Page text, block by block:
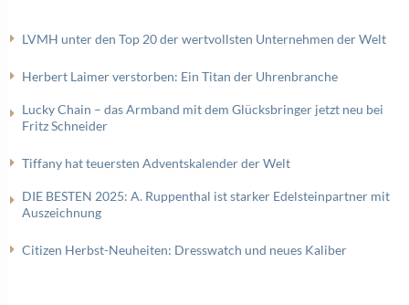
LVMH unter den Top 20 der wertvollsten Unternehmen der Welt
Herbert Laimer verstorben: Ein Titan der Uhrenbranche
Lucky Chain – das Armband mit dem Glücksbringer jetzt neu bei
Fritz Schneider
Tiffany hat teuersten Adventskalender der Welt
DIE BESTEN 2025: A. Ruppenthal ist starker Edelsteinpartner mit
Auszeichnung
Citizen Herbst-Neuheiten: Dresswatch und neues Kaliber